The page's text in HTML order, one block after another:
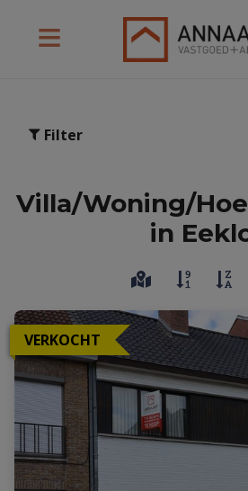
Filter
Villa/Woning/
in
VERKOCHT